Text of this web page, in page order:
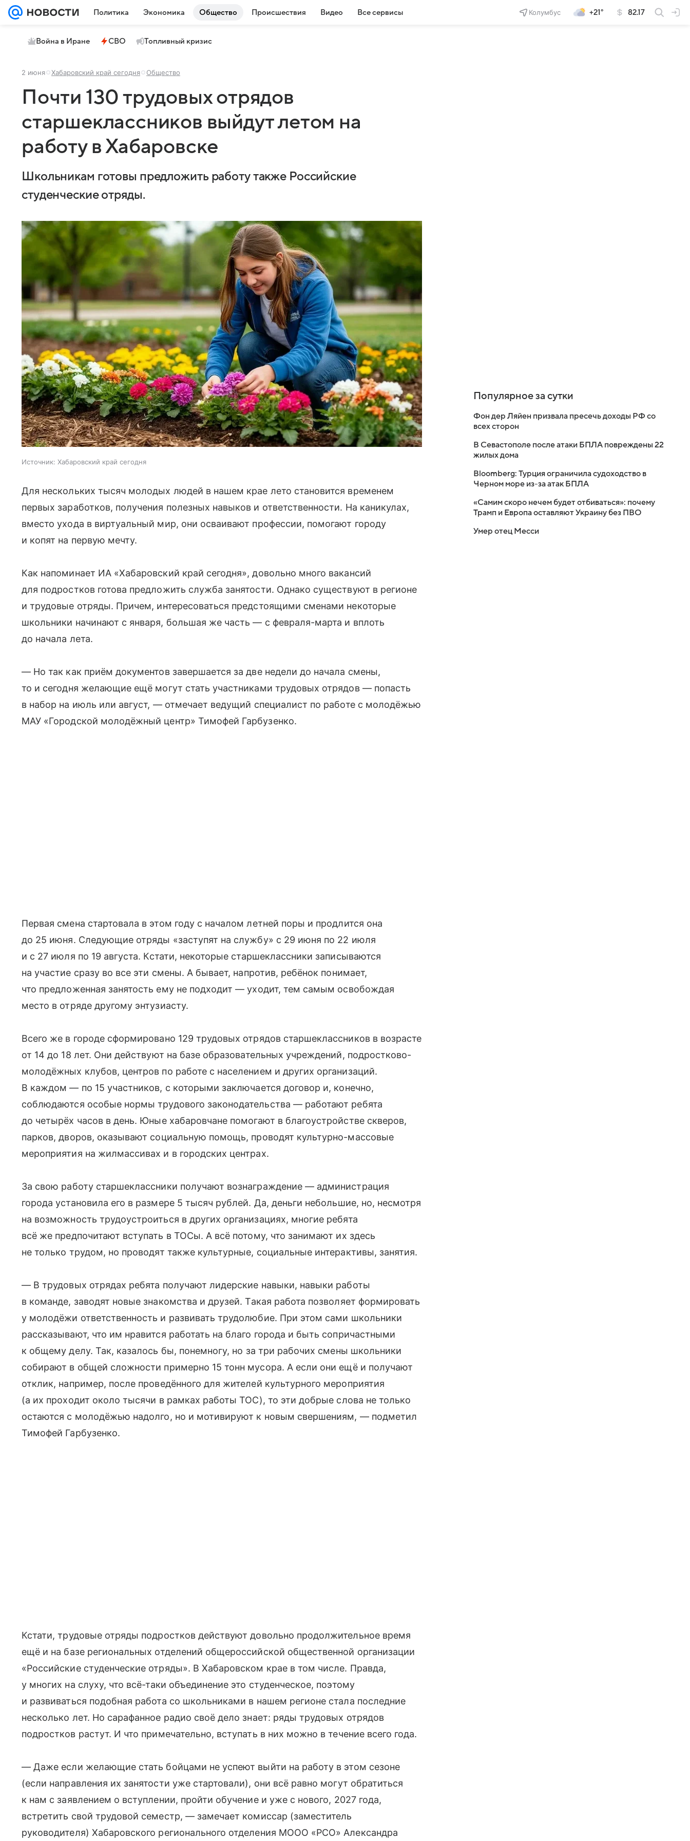
Политика Экономика Общество Происшествия Видео Все сервисы Колумбус +21° 82.17
Война в Иране СВО Топливный кризис
2 июня Хабаровский край сегодня Общество
Почти 130 трудовых отрядов
старшеклассников выйдут летом на
работу в Хабаровске
Школьникам готовы предложить работу также Российские
студенческие отряды.
Источник: Хабаровский край сегодня
Для нескольких тысяч молодых людей в нашем крае лето становится временем
первых заработков, получения полезных навыков и ответственности. На каникулах,
вместо ухода в виртуальный мир, они осваивают профессии, помогают городу
и копят на первую мечту.
Как напоминает ИА «Хабаровский край сегодня», довольно много вакансий
для подростков готова предложить служба занятости. Однако существуют в регионе
и трудовые отряды. Причем, интересоваться предстоящими сменами некоторые
школьники начинают с января, большая же часть — с февраля-марта и вплоть
до начала лета.
— Но так как приём документов завершается за две недели до начала смены,
то и сегодня желающие ещё могут стать участниками трудовых отрядов — попасть
в набор на июль или август, — отмечает ведущий специалист по работе с молодёжью
МАУ «Городской молодёжный центр» Тимофей Гарбузенко.
Первая смена стартовала в этом году с началом летней поры и продлится она
до 25 июня. Следующие отряды «заступят на службу» с 29 июня по 22 июля
и с 27 июля по 19 августа. Кстати, некоторые старшеклассники записываются
на участие сразу во все эти смены. А бывает, напротив, ребёнок понимает,
что предложенная занятость ему не подходит — уходит, тем самым освобождая
место в отряде другому энтузиасту.
Всего же в городе сформировано 129 трудовых отрядов старшеклассников в возрасте
от 14 до 18 лет. Они действуют на базе образовательных учреждений, подростково-
молодёжных клубов, центров по работе с населением и других организаций.
В каждом — по 15 участников, с которыми заключается договор и, конечно,
соблюдаются особые нормы трудового законодательства — работают ребята
до четырёх часов в день. Юные хабаровчане помогают в благоустройстве скверов,
парков, дворов, оказывают социальную помощь, проводят культурно-массовые
мероприятия на жилмассивах и в городских центрах.
За свою работу старшеклассники получают вознаграждение — администрация
города установила его в размере 5 тысяч рублей. Да, деньги небольшие, но, несмотря
на возможность трудоустроиться в других организациях, многие ребята
всё же предпочитают вступать в ТОСы. А всё потому, что занимают их здесь
не только трудом, но проводят также культурные, социальные интерактивы, занятия.
— В трудовых отрядах ребята получают лидерские навыки, навыки работы
в команде, заводят новые знакомства и друзей. Такая работа позволяет формировать
у молодёжи ответственность и развивать трудолюбие. При этом сами школьники
рассказывают, что им нравится работать на благо города и быть сопричастными
к общему делу. Так, казалось бы, понемногу, но за три рабочих смены школьники
собирают в общей сложности примерно 15 тонн мусора. А если они ещё и получают
отклик, например, после проведённого для жителей культурного мероприятия
(а их проходит около тысячи в рамках работы ТОС), то эти добрые слова не только
остаются с молодёжью надолго, но и мотивируют к новым свершениям, — подметил
Тимофей Гарбузенко.
Кстати, трудовые отряды подростков действуют довольно продолжительное время
ещё и на базе региональных отделений общероссийской общественной организации
«Российские студенческие отряды». В Хабаровском крае в том числе. Правда,
у многих на слуху, что всё-таки объединение это студенческое, поэтому
и развиваться подобная работа со школьниками в нашем регионе стала последние
несколько лет. Но сарафанное радио своё дело знает: ряды трудовых отрядов
подростков растут. И что примечательно, вступать в них можно в течение всего года.
— Даже если желающие стать бойцами не успеют выйти на работу в этом сезоне
(если направления их занятости уже стартовали), они всё равно могут обратиться
к нам с заявлением о вступлении, пройти обучение и уже с нового, 2027 года,
встретить свой трудовой семестр, — замечает комиссар (заместитель
руководителя) Хабаровского регионального отделения МООО «РСО» Александра
Популярное за сутки
Фон дер Ляйен призвала пресечь доходы РФ со
всех сторон
В Севастополе после атаки БПЛА повреждены 22
жилых дома
Bloomberg: Турция ограничила судоходство в
Черном море из-за атак БПЛА
«Самим скоро нечем будет отбиваться»: почему
Трамп и Европа оставляют Украину без ПВО
Умер отец Месси